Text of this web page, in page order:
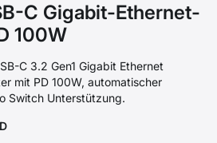
C Gigabit-Ethernet-
100W
C 3.2 Gen1 Gigabit Ethernet
mit PD 100W, automatischer
Switch Unterstützung.